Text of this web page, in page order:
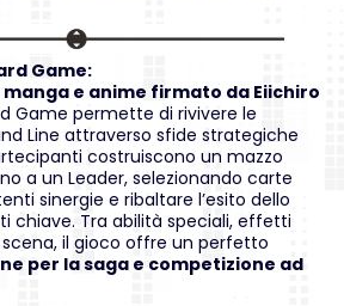
Game:
e anime firmato da Eiichiro
Game permette di rivivere le
Line attraverso sfide strategiche
costruiscono un mazzo
a un Leader, selezionando carte
sinergie e ribaltare l’esito dello
chiave. Tra abilità speciali, effetti
il gioco offre un perfetto
per la saga e competizione ad